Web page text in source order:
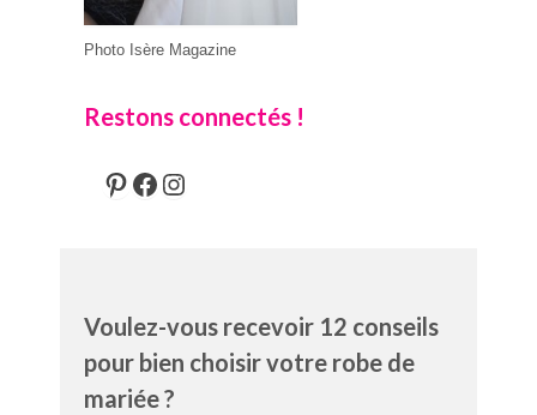
Photo Isère Magazine
Restons connectés !
Pinterest
Facebook
Instagram
Voulez-vous recevoir 12 conseils
pour bien choisir votre robe de
mariée ?